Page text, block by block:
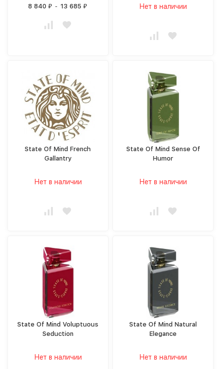
8 840₽ - 13 685₽ Нет в наличии
State Of Mind French
Gallantry
Нет в наличии
State Of Mind Sense Of
Humor
Нет в наличии
State Of Mind Voluptuous
Seduction
Нет в наличии
State Of Mind Natural
Elegance
Нет в наличии